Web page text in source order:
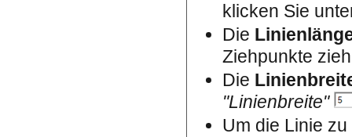
klicken Sie
Die
Ziehpunkte
Die
"Linienbreite"
Um die Linie zu